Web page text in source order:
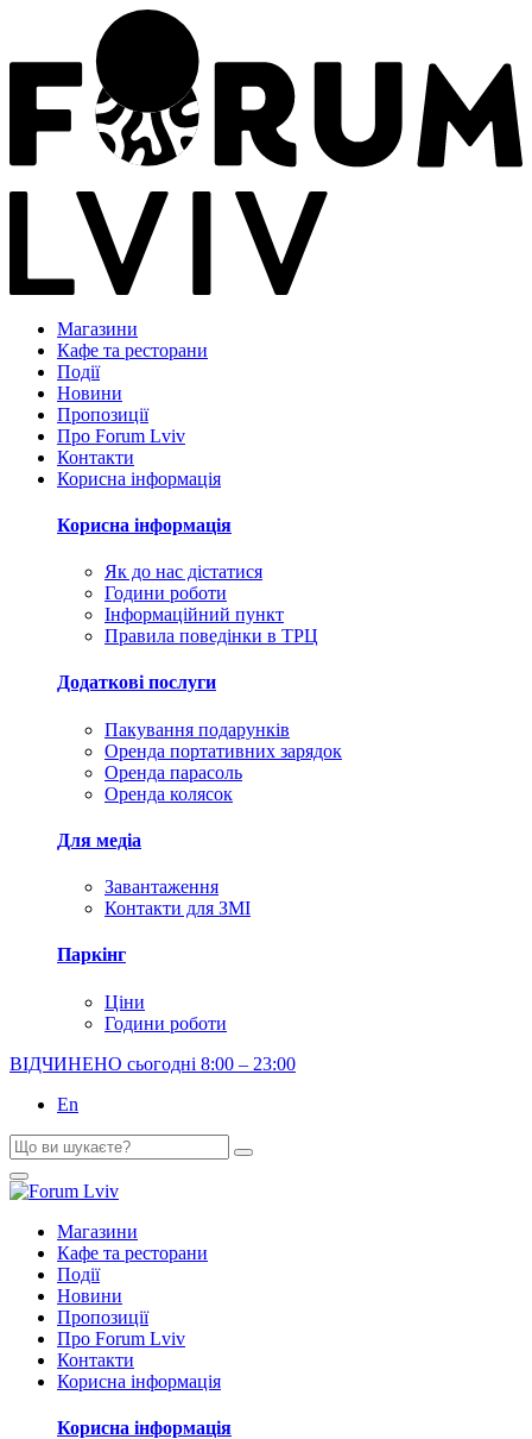
Магазини
Кафе та ресторани
Події
Новини
Пропозиції
Про Forum Lviv
Контакти
Корисна інформація
Корисна інформація
Як до нас дістатися
Години роботи
Інформаційний пункт
Правила поведінки в ТРЦ
Додаткові послуги
Пакування подарунків
Оренда портативних зарядок
Оренда парасоль
Оренда колясок
Для медіа
Завантаження
Контакти для ЗМІ
Паркінг
Ціни
Години роботи
ВІДЧИНЕНО сьогодні 8:00 – 23:00
En
Магазини
Кафе та ресторани
Події
Новини
Пропозиції
Про Forum Lviv
Контакти
Корисна інформація
Корисна інформація